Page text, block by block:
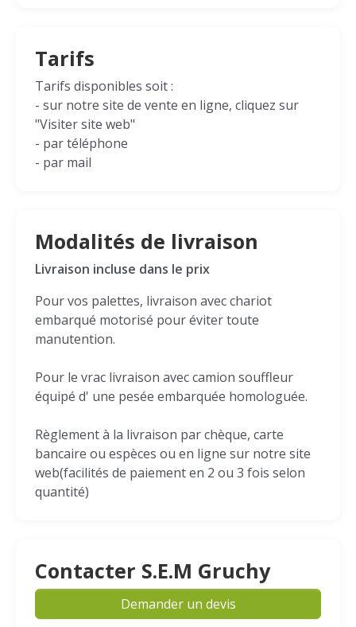
Tarifs
Tarifs disponibles soit :
- sur notre site de vente en ligne, cliquez sur
"Visiter site web"
- par téléphone
- par mail
Modalités de livraison
Livraison incluse dans le prix
Pour vos palettes, livraison avec chariot
embarqué motorisé pour éviter toute
manutention.
Pour le vrac livraison avec camion souffleur
équipé d' une pesée embarquée homologuée.
Règlement à la livraison par chèque, carte
bancaire ou espèces ou en ligne sur notre site
web(facilités de paiement en 2 ou 3 fois selon
quantité)
Contacter S.E.M Gruchy
Demander un devis